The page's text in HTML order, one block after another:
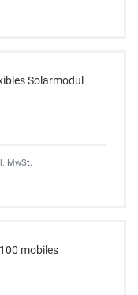
Solarmodul
MwSt.
mobiles